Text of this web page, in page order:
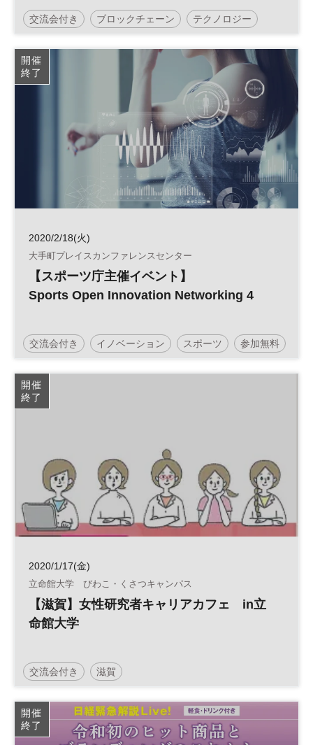
FIN/SUM Blockchain & Business -
FIN/SUM BB-）
交流会付き ブロックチェーン テクノロジー
SUMシリーズ
ネットワーキング
開催
終了
2020/2/18(火)
大手町プレイスカンファレンスセンター
【スポーツ庁主催イベント】
Sports Open Innovation Networking 4
交流会付き イノベーション スポーツ 参加無料
開催
終了
2020/1/17(金)
立命館大学 びわこ・くさつキャンパス
【滋賀】女性研究者キャリアカフェ in立
命館大学
交流会付き 滋賀
日経ウーマノミクス・プロジェクト キャリア
軽食付 ネットワーキング 参加無料
開催
終了